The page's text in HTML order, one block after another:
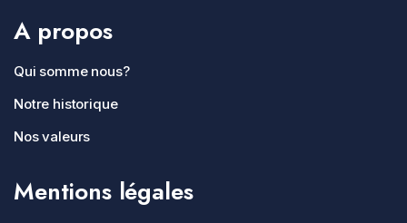
A propos
Qui somme nous?
Notre historique
Nos valeurs
Mentions légales